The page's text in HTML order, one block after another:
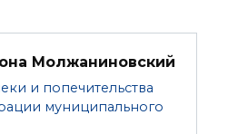
Молжаниновский
и попечительства
муниципального